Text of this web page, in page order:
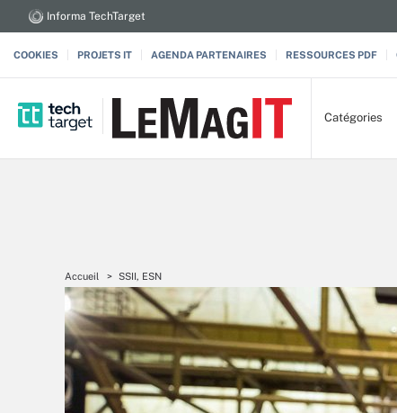
Informa TechTarget
COOKIES PROJETS IT AGENDA PARTENAIRES RESSOURCES PDF
Catégories
Accueil SSII, ESN